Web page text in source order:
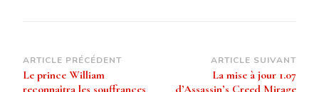
Navigation
d’article
ARTICLE PRÉCÉDENT
Le prince William
ARTICLE SUIVANT
La mise à jour 1.07